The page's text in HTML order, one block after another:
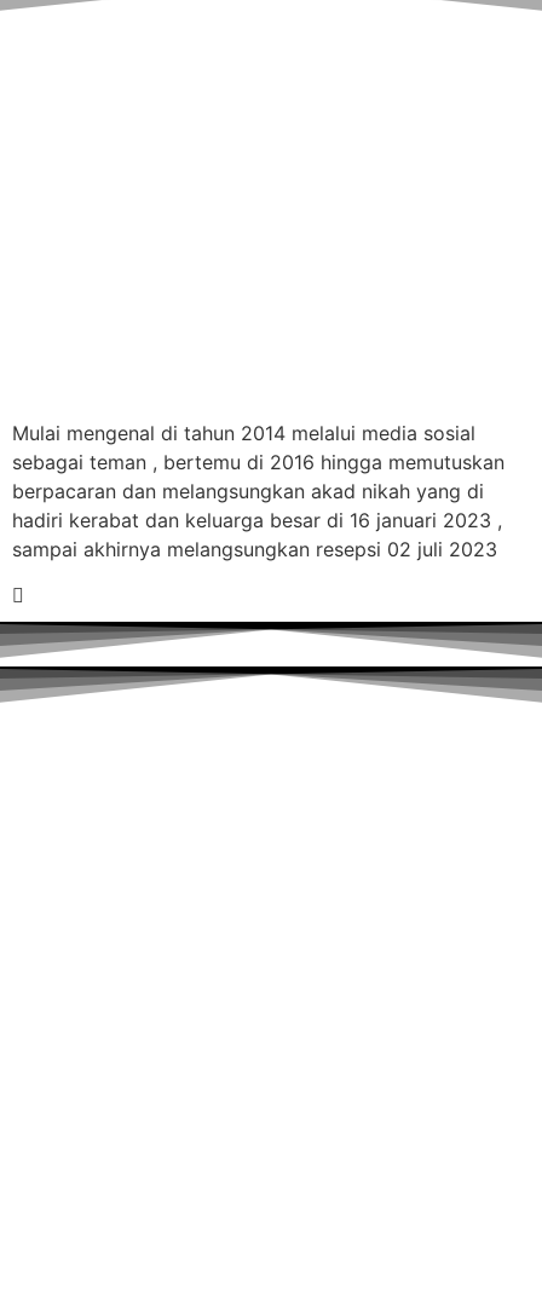
Mulai mengenal di tahun 2014 melalui media sosial
sebagai teman , bertemu di 2016 hingga memutuskan
berpacaran dan melangsungkan akad nikah yang di
hadiri kerabat dan keluarga besar di 16 januari 2023 ,
sampai akhirnya melangsungkan resepsi 02 juli 2023